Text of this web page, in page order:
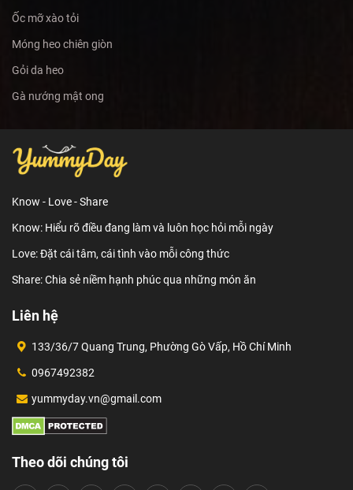
Ốc mỡ xào tỏi
Móng heo chiên giòn
Gỏi da heo
Gà nướng mật ong
Know - Love - Share
Know: Hiểu rõ điều đang làm và luôn học hỏi mỗi ngày
Love: Đặt cái tâm, cái tình vào mỗi công thức
Share: Chia sẻ niềm hạnh phúc qua những món ăn
Liên hệ
133/36/7 Quang Trung, Phường Gò Vấp, Hồ Chí Minh
0967492382
yummyday.vn@gmail.com
Theo dõi chúng tôi